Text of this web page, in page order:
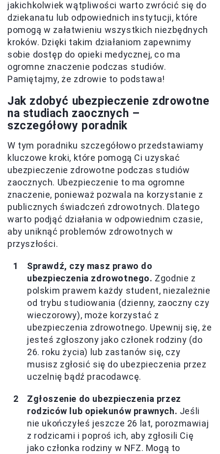
jakichkolwiek wątpliwości warto zwrócić się do
dziekanatu lub odpowiednich instytucji, które
pomogą w załatwieniu wszystkich niezbędnych
kroków. Dzięki takim działaniom zapewnimy
sobie dostęp do opieki medycznej, co ma
ogromne znaczenie podczas studiów.
Pamiętajmy, że zdrowie to podstawa!
Jak zdobyć ubezpieczenie zdrowotne
na studiach zaocznych –
szczegółowy poradnik
W tym poradniku szczegółowo przedstawiamy
kluczowe kroki, które pomogą Ci uzyskać
ubezpieczenie zdrowotne podczas studiów
zaocznych. Ubezpieczenie to ma ogromne
znaczenie, ponieważ pozwala na korzystanie z
publicznych świadczeń zdrowotnych. Dlatego
warto podjąć działania w odpowiednim czasie,
aby uniknąć problemów zdrowotnych w
przyszłości.
Sprawdź, czy masz prawo do
ubezpieczenia zdrowotnego. Zgodnie z
polskim prawem każdy student, niezależnie
od trybu studiowania (dzienny, zaoczny czy
wieczorowy), może korzystać z
ubezpieczenia zdrowotnego. Upewnij się, że
jesteś zgłoszony jako członek rodziny (do
26. roku życia) lub zastanów się, czy
musisz zgłosić się do ubezpieczenia przez
uczelnię bądź pracodawcę.
Zgłoszenie do ubezpieczenia przez
rodziców lub opiekunów prawnych. Jeśli
nie ukończyłeś jeszcze 26 lat, porozmawiaj
z rodzicami i poproś ich, aby zgłosili Cię
jako członka rodziny w NFZ. Mogą to